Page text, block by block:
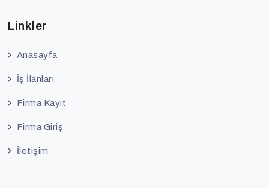
Linkler
Anasayfa
İş İlanları
Firma Kayıt
Firma Giriş
İletişim